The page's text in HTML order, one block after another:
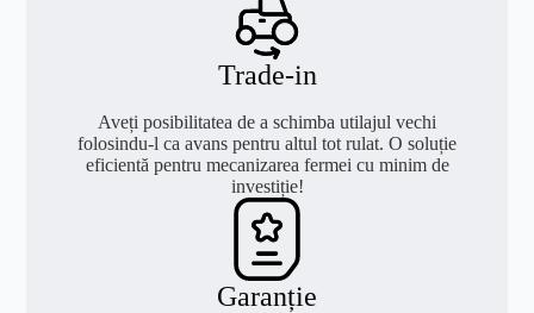
Trade-in
Aveți posibilitatea de a schimba utilajul vechi
folosindu-l ca avans pentru altul tot rulat. O soluție
eficientă pentru mecanizarea fermei cu minim de
investiție!
Garanție